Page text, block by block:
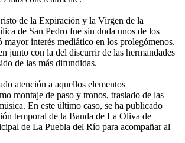
de la Expiración y la Virgen de la
de San Pedro fue sin duda unos de los
mayor interés mediático en los prolegómenos.
junto con la del discurrir de las hermandades
de las más difundidas.
atención a aquellos elementos
montaje de paso y tronos, traslado de las
En este último caso, se ha publicado
temporal de la Banda de La Oliva de
de La Puebla del Río para acompañar al